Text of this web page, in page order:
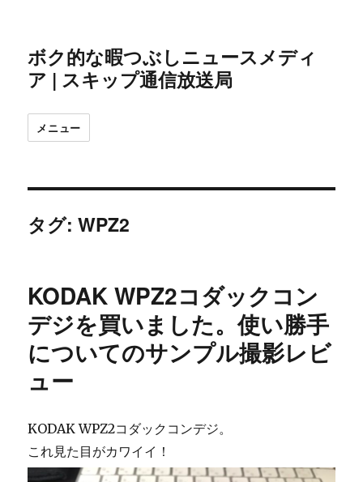
ボク的な暇つぶしニュースメディ
ア | スキップ通信放送局
メニュー
タグ:WPZ2
KODAK WPZ2コダックコン
デジを買いました。使い勝手
についてのサンプル撮影レビ
ュー
KODAK WPZ2コダックコンデジ。
これ見た目がカワイイ！